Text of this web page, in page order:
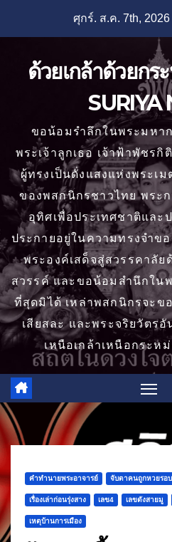
ศุกร์. ส.ค. 7th, 2026
ด้วยเกล้าด้วยกร
SURIYA
ขอน้อมรำลึกในพระมหา
พระเจ้าลูกเธอ เจ้าฟ้าพัชรกิ
ผู้ทรงเป็นดั่งแสงแห่งพระเ
ของพสกนิกรชาวไทย พระ
อุทิศเพื่อประเทศชาติและ
ประกายอยู่ในความทรงจำข
พระองค์เสด็จสู่สวรรคาลัย
สวรรค์ และขอน้อมสำนึกใ
ที่สุดมิได้ เหล่าพสกนิกรจะ
เสียสละ และพระจริยวัตร
เหนือเกล้าเหนือกระห
คำทำนายพระอาจารย์ จับตาคนถูกหวยรอ
เรื่องเล่าก่อนรุ่งสาง เลข4 เลขดังสายมู
เหตุบ้านการเมือง